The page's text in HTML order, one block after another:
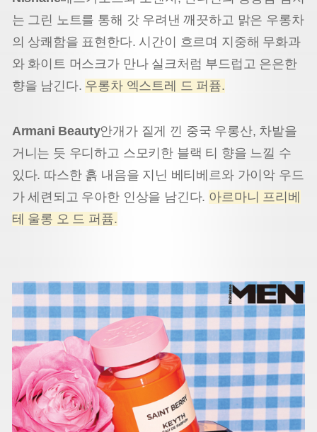
는 그린 노트를 통해 갓 우려낸 깨끗하고 맑은 우롱차
의 상쾌함을 표현한다. 시간이 흐르며 지중해 무화과
와 화이트 머스크가 만나 실크처럼 부드럽고 은은한
향을 남긴다. 우롱차 엑스트레 드 퍼퓸.
Armani Beauty안개가 짙게 낀 중국 우롱산, 차밭을
거니는 듯 우디하고 스모키한 블랙 티 향을 느낄 수
있다. 따스한 흙 내음을 지닌 베티베르와 가이악 우드
가 세련되고 우아한 인상을 남긴다. 아르마니 프리베
테 울롱 오 드 퍼퓸.